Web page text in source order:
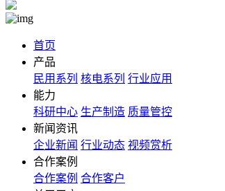
首页
产品
民用系列 核电系列 行业应用
能力
科研中心 生产制造 质量管控
新闻资讯
企业新闻 行业动态 视频赏析
合作案例
合作案例 合作客户